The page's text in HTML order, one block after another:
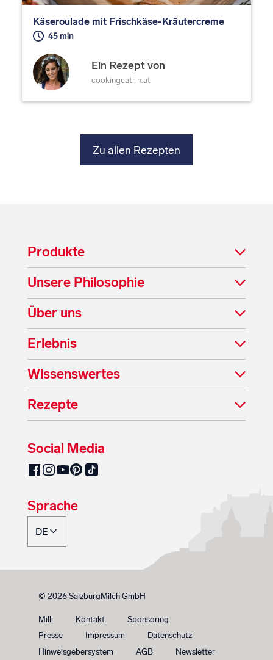
Käseroulade mit Frischkäse-Kräutercreme
45 min
Ein Rezept von
cookingcatrin.at
Zu allen Rezepten
Produkte
Unsere Philosophie
Über uns
Erlebnis
Wissenswertes
Rezepte
Social Media
SalzburgMilch auf Facebook
SalzburgMilch auf Instagram
SalzburgMilch auf YouTube
SalzburgMilch auf Pinterest
SalzburgMilch auf TikTok
Sprache
© 2026 SalzburgMilch GmbH
Milli Kontakt
Sponsoring
Presse
Impressum
Datenschutz
Hinweisgebersystem
AGB Newsletter